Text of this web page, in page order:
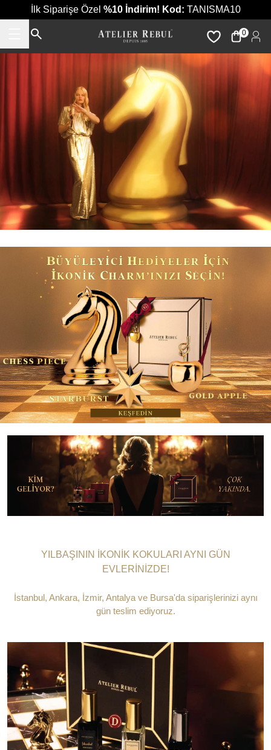
İlk Siparişe Özel %10 İndirim! Kod: TANISMA10
0
YILBAŞININ İKONİK KOKULARI AYNI GÜN
EVLERİNİZDE!
İstanbul, Ankara, İzmir, Antalya ve Bursa'da siparişlerinizi aynı
gün teslim ediyoruz.